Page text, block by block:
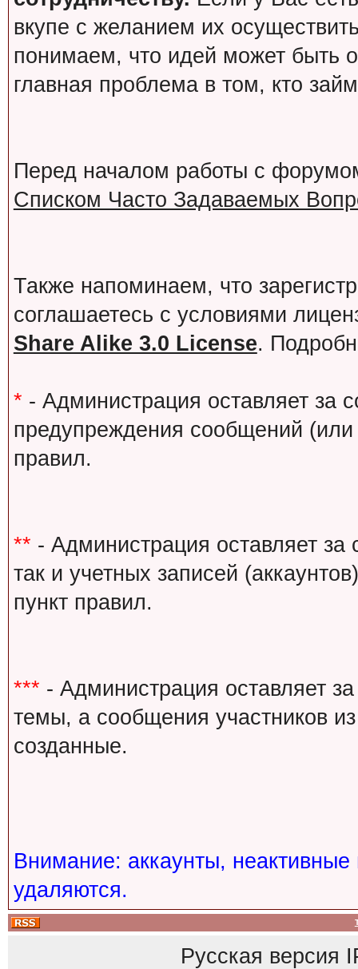
вкупе с желанием их
понимаем, что идей может быть
главная проблема в том, кто
Перед началом работы с
Списком Часто Задаваемых
Также напоминаем, что
соглашаетесь с условиями
Share Alike 3.0 License.
* - Администрация оставляет за
предупреждения сообщений
правил.
** - Администрация оставляет
так и учетных записей
пункт правил.
*** - Администрация оставляет
темы, а сообщения участников
созданные.
Внимание: аккаунты,
удаляются.
Русская версия